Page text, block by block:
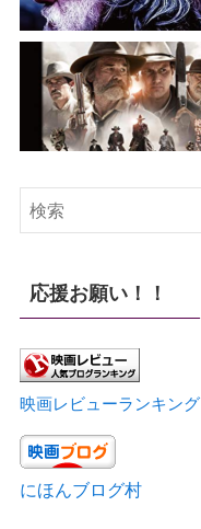
応援お願い！！
映画レビューランキング
にほんブログ村